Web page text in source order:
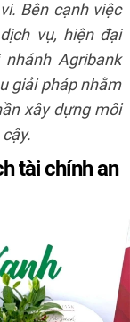
Bên cạnh việc
vụ, hiện đại
Agribank
giải pháp nhằm
xây dựng môi
tài chính an